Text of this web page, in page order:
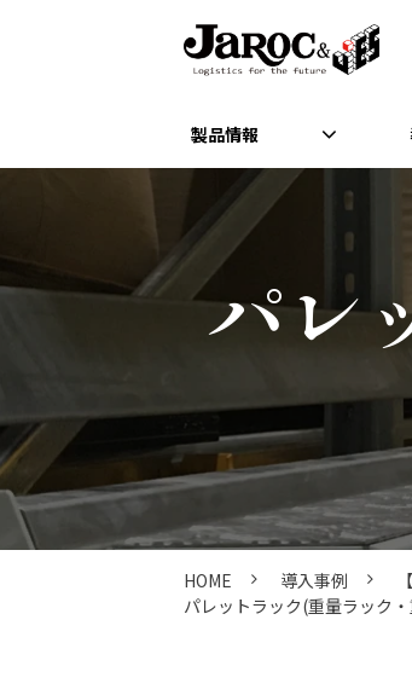
製品情報
パレ
HOME 導入事例
パレットラック(重量ラック